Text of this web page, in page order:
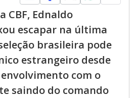
CBF, Ednaldo
escapar na última
brasileira pode
estrangeiro desde
com o
saindo do comando